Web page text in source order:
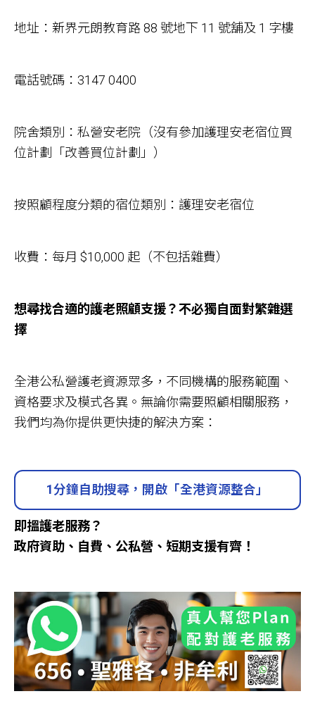
地址：新界元朗教育路 88 號地下 11 號舖及 1 字樓
電話號碼：3147 0400
院舍類別：私營安老院（沒有參加護理安老宿位買
位計劃「改善買位計劃」）
按照顧程度分類的宿位類別：護理安老宿位
收費：每月 $10,000 起（不包括雜費）
想尋找合適的護老照顧支援？不必獨自面對繁雜選
擇
全港公私營護老資源眾多，不同機構的服務範圍、
資格要求及模式各異。無論你需要照顧相關服務，
我們均為你提供更快捷的解決方案：
1分鐘自助搜尋，開啟「全港資源整合」
即搵護老服務？
政府資助、自費、公私營、短期支援有齊！